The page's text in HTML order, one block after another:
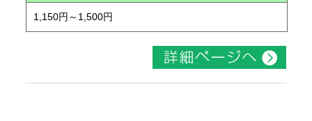
1,150円～1,500円